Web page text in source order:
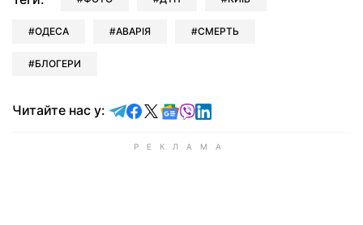
ОДЕСА АВАРІЯ СМЕРТЬ
БЛОГЕРИ
Читайте нас у: Читайте у Telegram
Читайте у Facebook
Читайте у X
Читайте у Google news
Читайте у Viber
Читайте у LinkedIn